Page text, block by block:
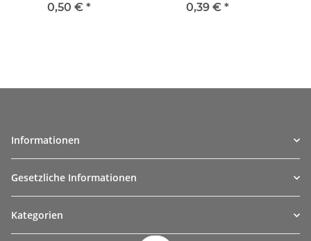
0,50 € *
0,39 € *
Informationen
Gesetzliche Informationen
Kategorien